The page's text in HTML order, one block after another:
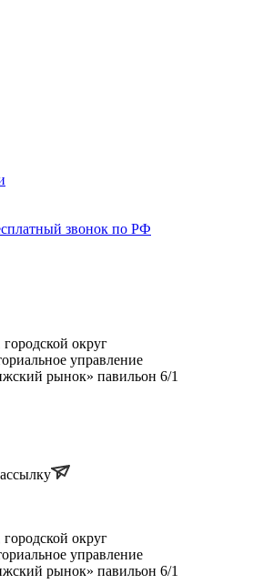
звонок по РФ
округ
управление
рынок» павильон 6/1
округ
управление
рынок» павильон 6/1